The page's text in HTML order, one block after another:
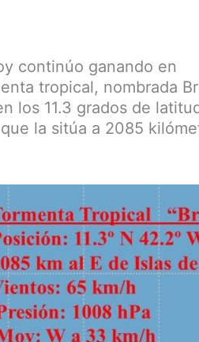
continúo ganando en
tropical, nombrada
los 11.3 grados de
la sitúa a 2085